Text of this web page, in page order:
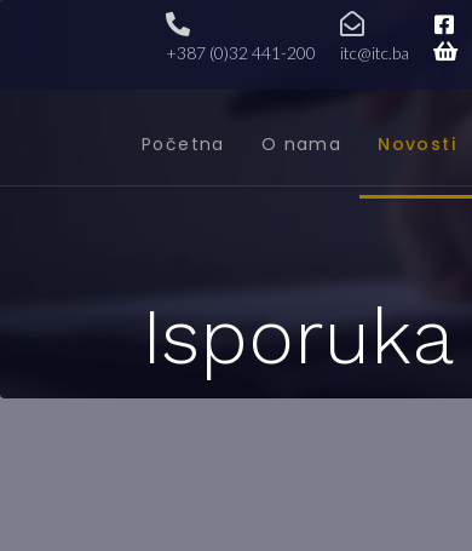
+387 (0)32 441-200 itc@itc.ba
Početna O nama Novosti